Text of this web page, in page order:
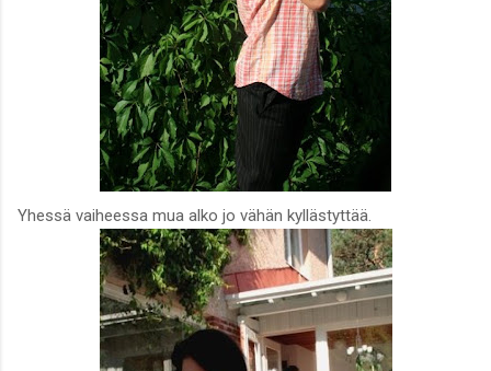
Yhessä vaiheessa mua alko jo vähän kyllästyttää.